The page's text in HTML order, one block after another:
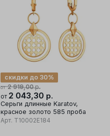
от 2 919,00р.
скидки до 30%
от 2 043,30 р.
Серьги длинные Karatov,
красное золото 585 проба
Арт. Т10002Е184